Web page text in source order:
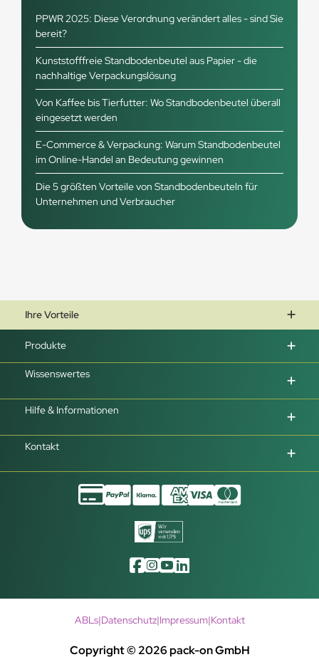
PPWR 2025: Diese Verordnung verändert alles - sind Sie
bereit?
Kunststofffreie Standbodenbeutel aus Papier - die
nachhaltige Verpackungslösung
Von Kaffee bis Tierfutter: Wo Standbodenbeutel überall
eingesetzt werden
E-Commerce & Verpackung: Warum Standbodenbeutel
im Online-Handel an Bedeutung gewinnen
Die 5 größten Vorteile von Standbodenbeuteln für
Unternehmen und Verbraucher
Ihre Vorteile
Produkte
Wissenswertes
Hilfe & Informationen
Kontakt
Copyright © 2026 pack-on GmbH
ABLs|Datenschutz|Impressum|Kontakt